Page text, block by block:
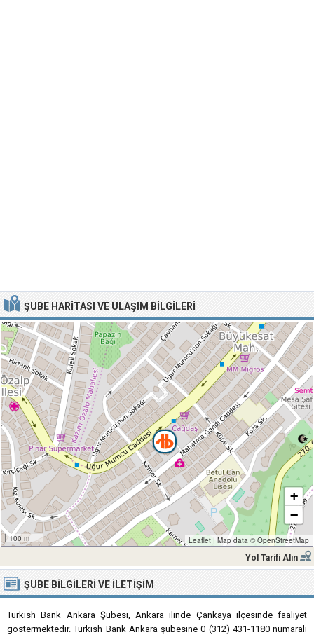
ŞUBE HARITASI VE ULAŞIM BILGILERI
100 m
+
−
Leaflet | Map data © OpenStreetMap
Yol Tarifi Alın
ŞUBE BILGILERI VE İLETIŞIM
Turkish Bank Ankara Şubesi, Ankara ilinde Çankaya ilçesinde faaliyet
göstermektedir. Turkish Bank Ankara şubesine 0 (312) 431-1180 numaralı